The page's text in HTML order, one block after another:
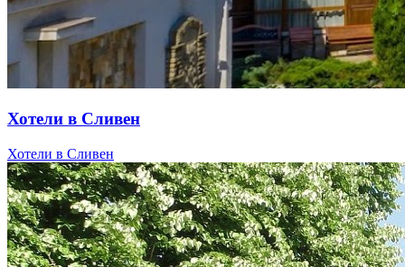
Хотели в Сливен
Хотели в Сливен